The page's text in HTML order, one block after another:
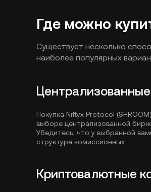
Где можно
Существует несколько
наиболее популярных
Покупка Niftyx Protocol
выборе централизованной
Убедитесь, что у выбранной
структура комиссионных.
Криптовалютные